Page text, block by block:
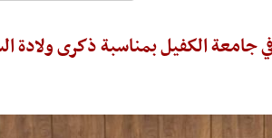
جامعة الكفيل بمناسبة ذكرى ولادة